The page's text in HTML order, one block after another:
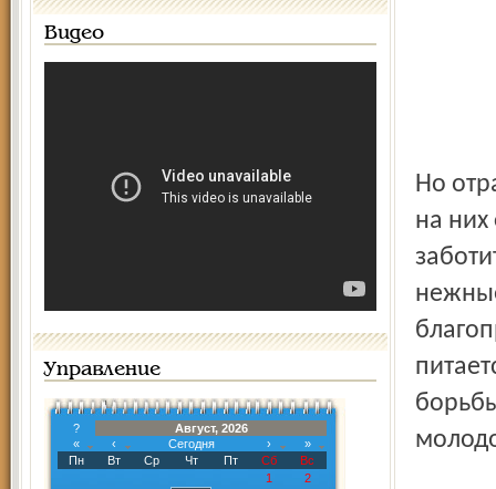
Видео
Управление
?
Август, 2026
«
‹ Сегодня ›
»
Пн
Вт Ср Чт Пт Сб
Вс
1
2
Но
на